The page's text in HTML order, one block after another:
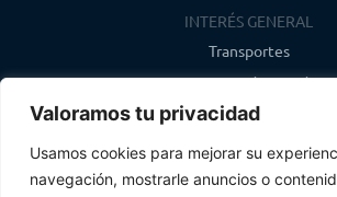
Valoramos tu privacidad
Usamos cookies para mejorar su
navegación, mostrarle anuncios o
INTERÉS GENERAL
Transportes
Farmacias de guardia
Canal de WhatsApp
Último boletín